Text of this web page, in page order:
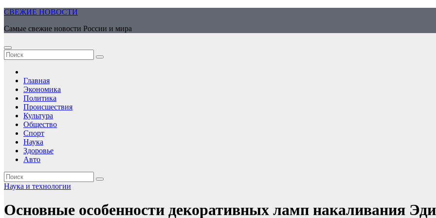
Перейти
содержимому
СВЕЖИЕ НОВОСТИ
Самые свежие новости России и мира
Главная
Экономика
Политика
Происшествия
Культура
Общество
Спорт
Наука
Здоровье
Авто
Наука и технологии
Основные особенности декоративных ламп накаливания